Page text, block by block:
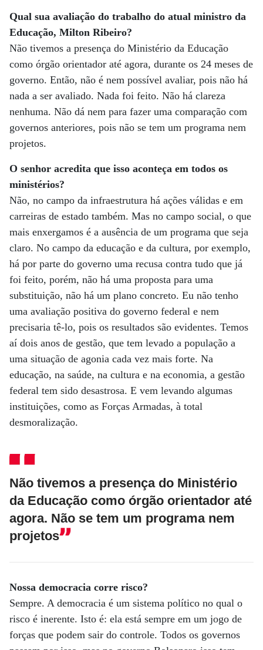
Qual sua avaliação do trabalho do atual ministro da
Educação, Milton Ribeiro?
Não tivemos a presença do Ministério da Educação
como órgão orientador até agora, durante os 24 meses de
governo. Então, não é nem possível avaliar, pois não há
nada a ser avaliado. Nada foi feito. Não há clareza
nenhuma. Não dá nem para fazer uma comparação com
governos anteriores, pois não se tem um programa nem
projetos.
O senhor acredita que isso aconteça em todos os
ministérios?
Não, no campo da infraestrutura há ações válidas e em
carreiras de estado também. Mas no campo social, o que
mais enxergamos é a ausência de um programa que seja
claro. No campo da educação e da cultura, por exemplo,
há por parte do governo uma recusa contra tudo que já
foi feito, porém, não há uma proposta para uma
substituição, não há um plano concreto. Eu não tenho
uma avaliação positiva do governo federal e nem
precisaria tê-lo, pois os resultados são evidentes. Temos
aí dois anos de gestão, que tem levado a população a
uma situação de agonia cada vez mais forte. Na
educação, na saúde, na cultura e na economia, a gestão
federal tem sido desastrosa. E vem levando algumas
instituições, como as Forças Armadas, à total
desmoralização.
Não tivemos a presença do Ministério
da Educação como órgão orientador até
agora. Não se tem um programa nem
projetos
Nossa democracia corre risco?
Sempre. A democracia é um sistema político no qual o
risco é inerente. Isto é: ela está sempre em um jogo de
forças que podem sair do controle. Todos os governos